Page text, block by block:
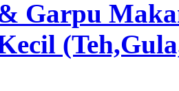
Garpu